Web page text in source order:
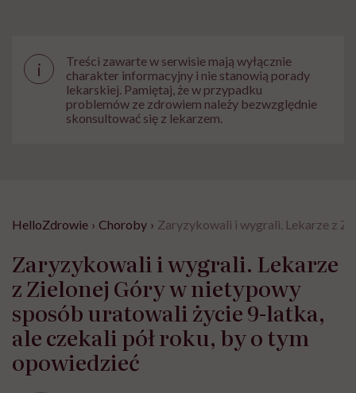
i
Treści zawarte w serwisie mają wyłącznie
charakter informacyjny i nie stanowią porady
lekarskiej. Pamiętaj, że w przypadku
problemów ze zdrowiem należy bezwzględnie
skonsultować się z lekarzem.
HelloZdrowie › Choroby › Zaryzykowali i wygrali. Lekarze z
Zaryzykowali i wygrali. Lekarze
z Zielonej Góry w nietypowy
sposób uratowali życie 9-latka,
ale czekali pół roku, by o tym
opowiedzieć